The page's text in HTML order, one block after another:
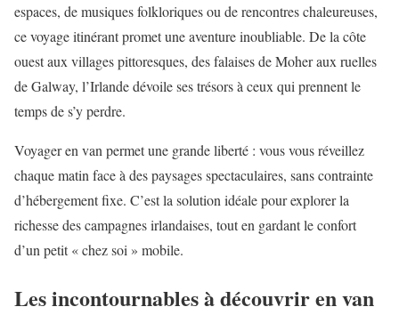
espaces, de musiques folkloriques ou de rencontres chaleureuses,
ce voyage itinérant promet une aventure inoubliable. De la côte
ouest aux villages pittoresques, des falaises de Moher aux ruelles
de Galway, l’Irlande dévoile ses trésors à ceux qui prennent le
temps de s’y perdre.
Voyager en van permet une grande liberté : vous vous réveillez
chaque matin face à des paysages spectaculaires, sans contrainte
d’hébergement fixe. C’est la solution idéale pour explorer la
richesse des campagnes irlandaises, tout en gardant le confort
d’un petit « chez soi » mobile.
Les incontournables à découvrir en van